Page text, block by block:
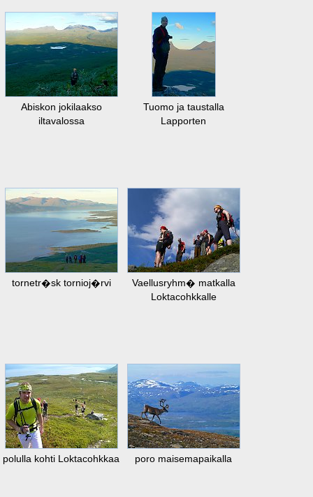
Abiskon jokilaakso
iltavalossa
Tuomo ja taustalla
Lapporten
tornetr�sk tornioj�rvi
Vaellusryhm� matkalla
Loktacohkkalle
polulla kohti Loktacohkkaa poro maisemapaikalla